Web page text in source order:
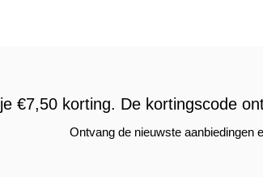
€7,50 korting. De kortingscode
Ontvang de nieuwste aanbiedingen